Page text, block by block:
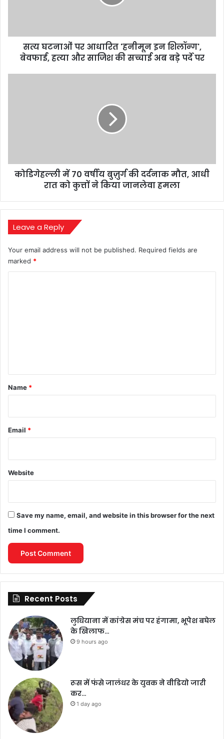
हत्या
साजिश
सत्य घटनाओं पर आधारित 'हनीमून इन शिलॉन्ग',
बेवफाई, हत्या और साजिश की सच्चाई अब बड़े पर्दे पर
आधी
रात
ने
जानलेवा
हमला
कोडिगेहल्ली में 70 वर्षीय बुज़ुर्ग की दर्दनाक मौत, आधी
रात को कुत्तों ने किया जानलेवा हमला
Leave a Reply
Your email address will not be published. Required fields are
marked *
*
Name *
Email *
Website
Save my name, email, and website in this browser for the next
time I comment.
Recent Posts
लुधियाना में कांग्रेस मंच पर हंगामा, भूपेश बघेल
के खिलाफ…
9 hours ago
रूस में फंसे जालंधर के युवक ने वीडियो जारी
कर…
1 day ago